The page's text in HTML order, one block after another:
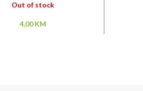
Out of stock
4,00KM